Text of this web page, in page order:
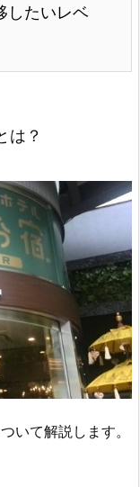
したいレベ
は？
いて解説します。